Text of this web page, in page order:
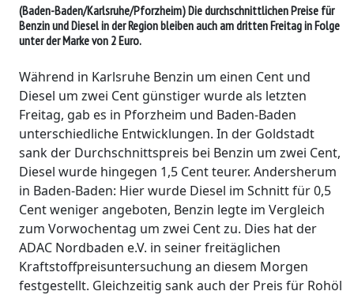
(Baden-Baden/Karlsruhe/Pforzheim)Die durchschnittlichen Preise für
Benzin und Diesel in der Region bleiben auch am dritten Freitag in Folge
unter der Marke von 2 Euro.
Während in Karlsruhe Benzin um einen Cent und
Diesel um zwei Cent günstiger wurde als letzten
Freitag, gab es in Pforzheim und Baden-Baden
unterschiedliche Entwicklungen. In der Goldstadt
sank der Durchschnittspreis bei Benzin um zwei Cent,
Diesel wurde hingegen 1,5 Cent teurer. Andersherum
in Baden-Baden: Hier wurde Diesel im Schnitt für 0,5
Cent weniger angeboten, Benzin legte im Vergleich
zum Vorwochentag um zwei Cent zu. Dies hat der
ADAC Nordbaden e.V. in seiner freitäglichen
Kraftstoffpreisuntersuchung an diesem Morgen
festgestellt. Gleichzeitig sank auch der Preis für Rohöl